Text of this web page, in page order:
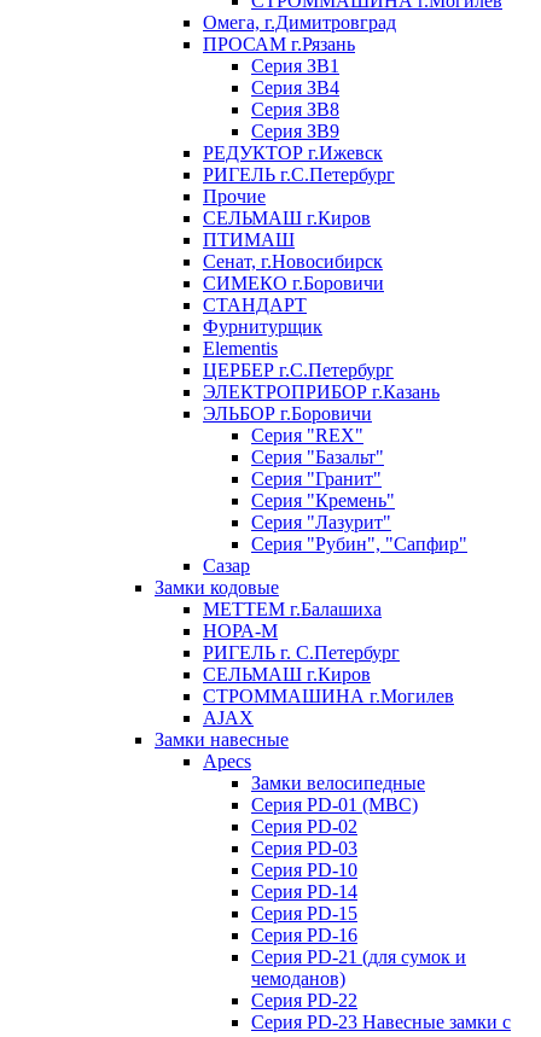
Омега, г.Димитровград
ПРОСАМ г.Рязань
Серия ЗВ1
Серия ЗВ4
Серия ЗВ8
Серия ЗВ9
РЕДУКТОР г.Ижевск
РИГЕЛЬ г.С.Петербург
Прочие
СЕЛЬМАШ г.Киров
ПТИМАШ
Сенат, г.Новосибирск
СИМЕКО г.Боровичи
СТАНДАРТ
Фурнитурщик
Elementis
ЦЕРБЕР г.С.Петербург
ЭЛЕКТРОПРИБОР г.Казань
ЭЛЬБОР г.Боровичи
Серия "REX"
Серия "Базальт"
Серия "Гранит"
Серия "Кремень"
Серия "Лазурит"
Серия "Рубин", "Сапфир"
Сазар
Замки кодовые
МЕТТЕМ г.Балашиха
НОРА-М
РИГЕЛЬ г. С.Петербург
СЕЛЬМАШ г.Киров
СТРОММАШИНА г.Могилев
AJAX
Замки навесные
Apecs
Замки велосипедные
Серия PD-01 (МВС)
Серия PD-02
Серия PD-03
Серия PD-10
Серия PD-14
Серия PD-15
Серия PD-16
Серия PD-21 (для сумок и
чемоданов)
Серия PD-22
Серия PD-23 Навесные замки с